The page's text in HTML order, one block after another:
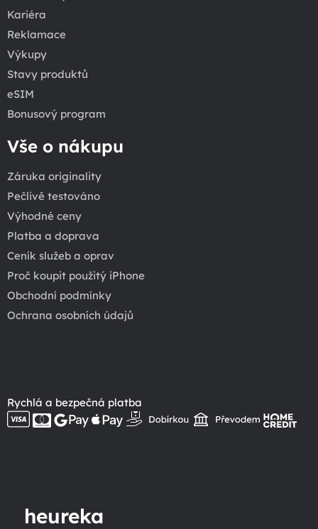
Kariéra
Reklamace
Výkupy
Stavy produktů
eSIM
Bonusový program
Vše o nákupu
Záruka originality
Pečlivě testováno
Výhodné ceny
Platba a doprava
Ceník služeb a oprav
Proč koupit použitý iPhone
Obchodní podmínky
Ochrana osobních údajů
Rychlá a bezpečná platba
heureka